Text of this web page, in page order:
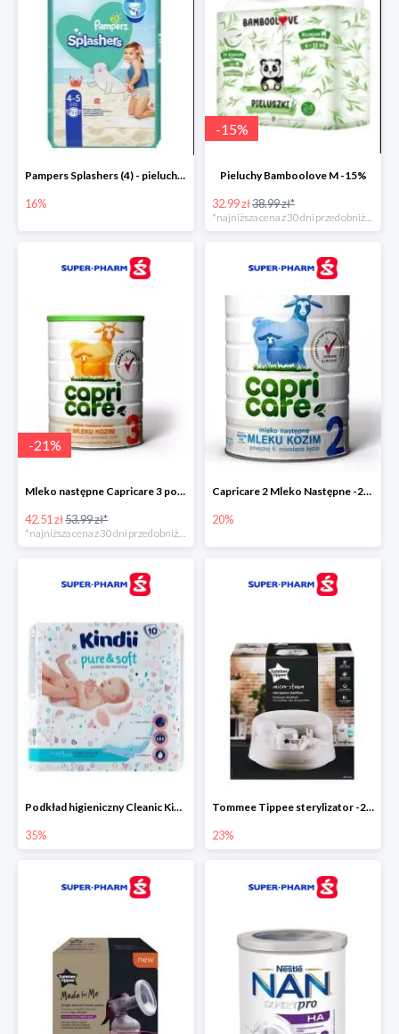
Pampers Splashers (4) - pieluchy jednorazowe do pływania -16%
16%
-15%
Pieluchy Bamboolove M -15%
32.99 zł38.99 zł*
-21%
Mleko następne Capricare 3 powyżej 12 miesięcy 400 g
42.51 zł53.99 zł*
Capricare 2 Mleko Następne -20%
20%
Podkład higieniczny Cleanic Kindii Pure & Soft -35%
35%
Tommee Tippee sterylizator -23%
23%